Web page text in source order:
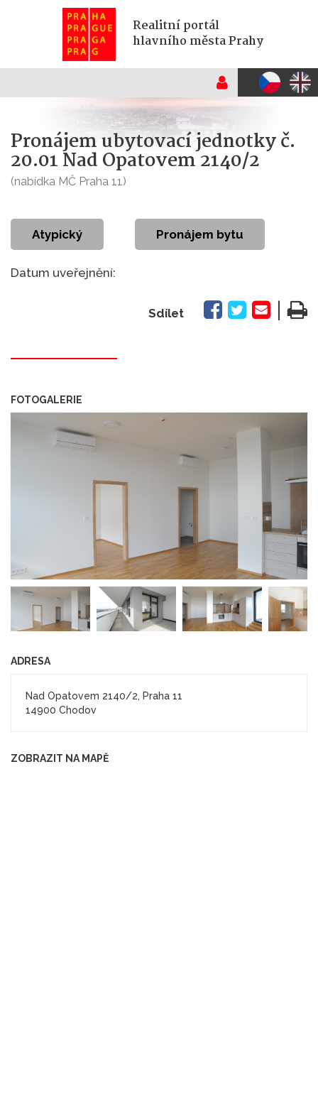
Realitní portál
hlavního města Prahy
Pronájem ubytovací jednotky č.
20.01 Nad Opatovem 2140/2
(nabídka MČ Praha 11)
atypický Pronájem bytu
Datum uveřejnění:
Sdílet
FOTOGALERIE
ADRESA
Nad Opatovem 2140/2, Praha 11
14900 Chodov
ZOBRAZIT NA MAPĚ